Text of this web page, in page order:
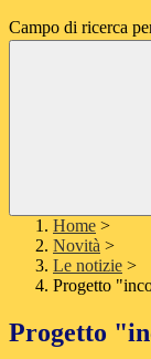
Campo di ricerca
Home >
Novità >
Le notizie >
Progetto
Progetto